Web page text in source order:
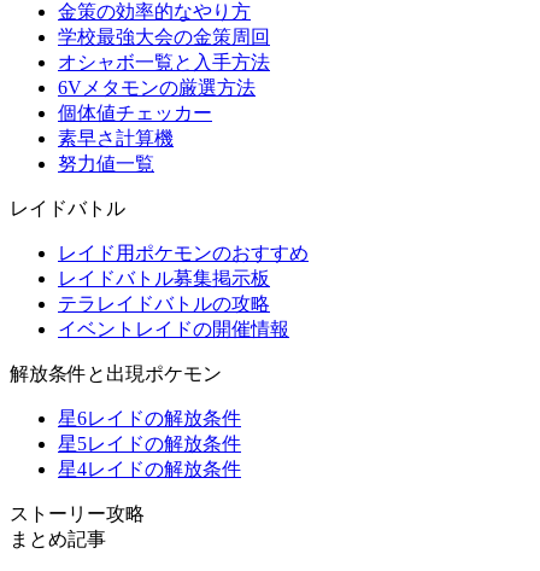
金策の効率的なやり方
学校最強大会の金策周回
オシャボ一覧と入手方法
6Vメタモンの厳選方法
個体値チェッカー
素早さ計算機
努力値一覧
レイドバトル
レイド用ポケモンのおすすめ
レイドバトル募集掲示板
テラレイドバトルの攻略
イベントレイドの開催情報
解放条件と出現ポケモン
星6レイドの解放条件
星5レイドの解放条件
星4レイドの解放条件
ストーリー攻略
まとめ記事